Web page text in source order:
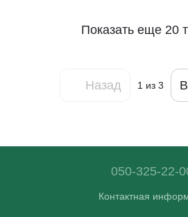
Показать еще 20
Назад 1 из 3
050-325-22-
Контактная